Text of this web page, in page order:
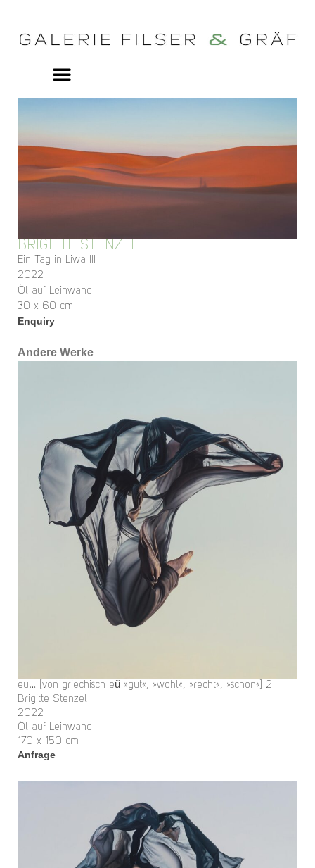
BRIGITTE STENZEL
Ein Tag in Liwa III
2022
Öl auf Leinwand
30 x 60 cm
Enquiry
Andere Werke
eu… [von griechisch eũ »gut«, »wohl«, »recht«, »schön«] 2
Brigitte Stenzel
2022
Öl auf Leinwand
170 x 150 cm
Anfrage